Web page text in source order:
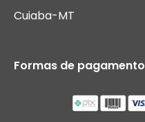
Cuiaba-MT
Formas de pagamento